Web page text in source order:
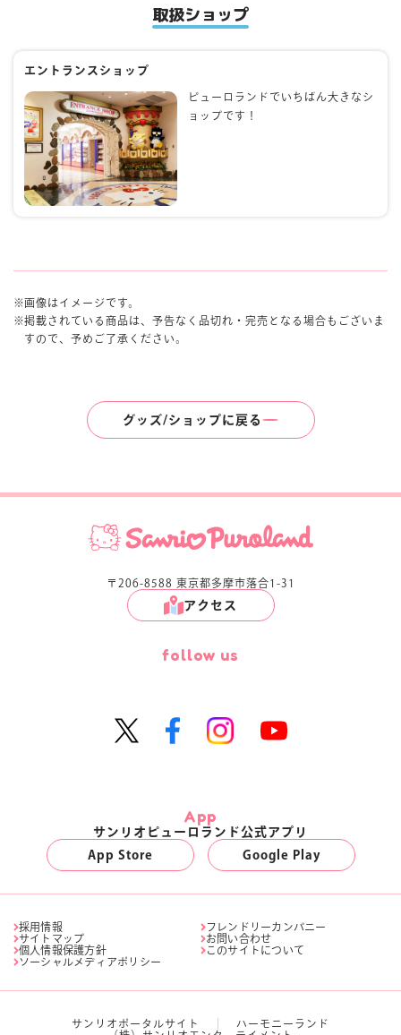
取扱ショップ
エントランスショップ
ピューロランドでいちばん大きなシ
ョップです！
画像はイメージです。
掲載されている商品は、予告なく品切れ・完売となる場合もございま
すので、予めご了承ください。
グッズ/ショップに戻る
〒206-8588 東京都多摩市落合1-31
アクセス
follow us
App
サンリオピューロランド公式アプリ
App Store
Google Play
採用情報
フレンドリーカンパニー
サイトマップ
お問い合わせ
個人情報保護方針
このサイトについて
ソーシャルメディアポリシー
サンリオポータルサイト
ハーモニーランド